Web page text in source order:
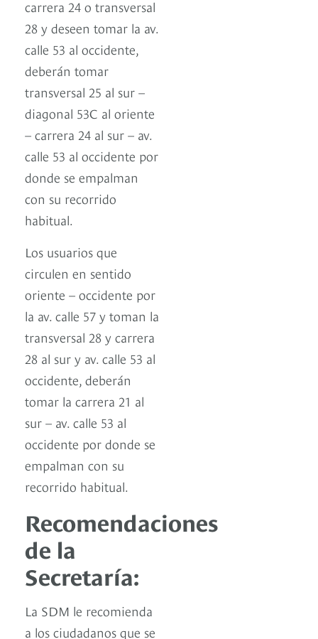
carrera 24 o transversal
28 y deseen tomar la av.
calle 53 al occidente,
deberán tomar
transversal 25 al sur –
diagonal 53C al oriente
– carrera 24 al sur – av.
calle 53 al occidente por
donde se empalman
con su recorrido
habitual.
Los usuarios que
circulen en sentido
oriente – occidente por
la av. calle 57 y toman la
transversal 28 y carrera
28 al sur y av. calle 53 al
occidente, deberán
tomar la carrera 21 al
sur – av. calle 53 al
occidente por donde se
empalman con su
recorrido habitual.
Recomendaciones
de la
Secretaría:
La SDM le recomienda
a los ciudadanos que se